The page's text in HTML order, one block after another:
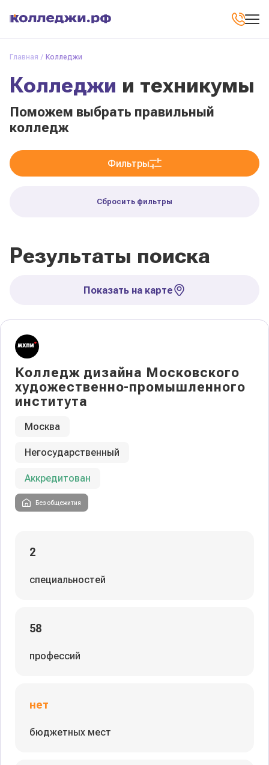
Главная Колледжи
Колледжи и техникумы
Поможем выбрать правильный
колледж
Фильтры
Сбросить фильтры
Результаты поиска
Показать на карте
Колледж дизайна Московского
художественно-промышленного
института
Москва
Негосударственный
Аккредитован
Без общежития
2
специальностей
58
профессий
нет
бюджетных мест